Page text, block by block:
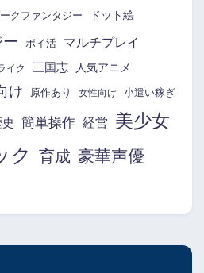
クファンタジー ドット絵
ポイ活 マルチプレイ
イク 三国志 人気アニメ
け 原作あり 女性向け 小遣い稼ぎ
簡単操作 経営 美少女
ク 育成 豪華声優